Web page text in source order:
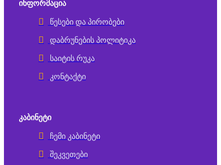
ᲘᲜᲤᲝᲠᲛᲐᲪᲘᲐ
წესები და პირობები
დაბრუნების პოლიტიკა
საიტის რუკა
კონტაქტი
ᲙᲐᲑᲘᲜᲔᲢᲘ
ჩემი კაბინეტი
შეკვეთები